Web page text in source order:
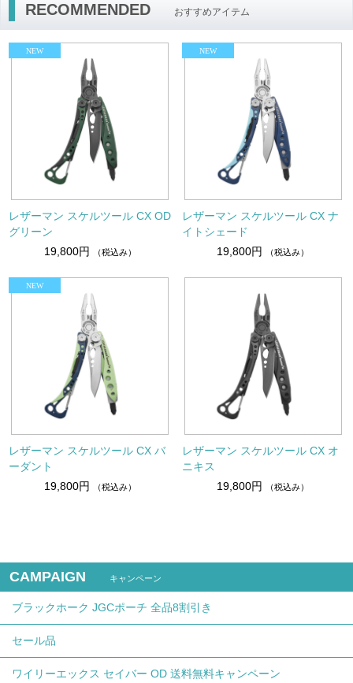
RECOMMENDED おすすめアイテム
レザーマン スケルツール CX OD
グリーン
19,800円
（税込み）
レザーマン スケルツール CX ナ
イトシェード
19,800円
（税込み）
レザーマン スケルツール CX バ
ーダント
19,800円
（税込み）
レザーマン スケルツール CX オ
ニキス
19,800円
（税込み）
CAMPAIGN キャンペーン
ブラックホーク JGCポーチ 全品8割引き
セール品
ワイリーエックス セイバー OD 送料無料キャンペーン